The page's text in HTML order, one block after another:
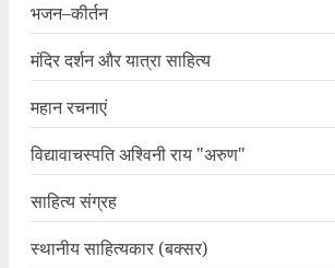
भजन–कीर्तन
मंदिर दर्शन और यात्रा साहित्य
महान रचनाएं
विद्यावाचस्पति अश्विनी राय "अरुण"
साहित्य संग्रह
स्थानीय साहित्यकार (बक्सर)